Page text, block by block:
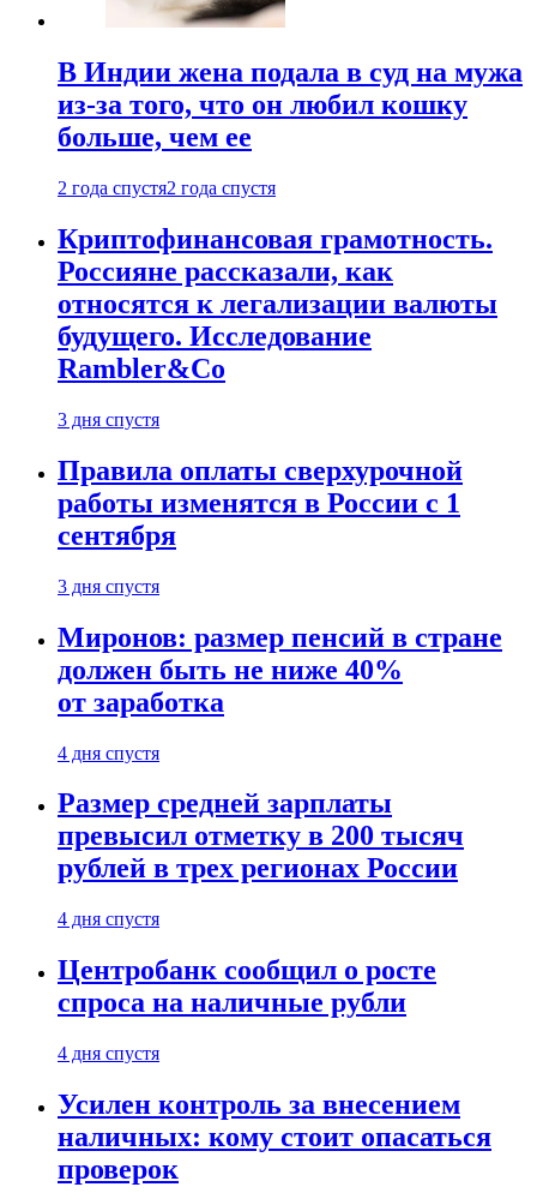
В Индии жена подала в суд на мужа
из-за того, что он любил кошку
больше, чем ее
2 года спустя2 года спустя
Криптофинансовая грамотность.
Россияне рассказали, как
относятся к легализации валюты
будущего. Исследование
Rambler&Co
3 дня спустя
Правила оплаты сверхурочной
работы изменятся в России с 1
сентября
3 дня спустя
Миронов: размер пенсий в стране
должен быть не ниже 40%
от заработка
4 дня спустя
Размер средней зарплаты
превысил отметку в 200 тысяч
рублей в трех регионах России
4 дня спустя
Центробанк сообщил о росте
спроса на наличные рубли
4 дня спустя
Усилен контроль за внесением
наличных: кому стоит опасаться
проверок